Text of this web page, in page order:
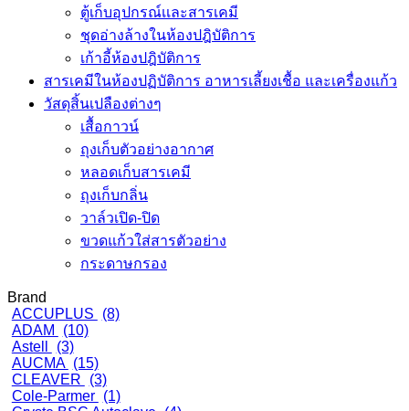
ตู้เก็บอุปกรณ์เเละสารเคมี
ชุดอ่างล้างในห้องปฎิบัติการ
เก้าอี้ห้องปฎิบัติการ
สารเคมีในห้องปฏิบัติการ อาหารเลี้ยงเชื้อ และเครื่องแก้ว
วัสดุสิ้นเปลืองต่างๆ
เสื้อกาวน์
ถุงเก็บตัวอย่างอากาศ
หลอดเก็บสารเคมี
ถุงเก็บกลิ่น
วาล์วเปิด-ปิด
ขวดแก้วใส่สารตัวอย่าง
กระดาษกรอง
Brand
ACCUPLUS
(8)
ADAM
(10)
Astell
(3)
AUCMA (15)
CLEAVER
(3)
Cole-Parmer (1)